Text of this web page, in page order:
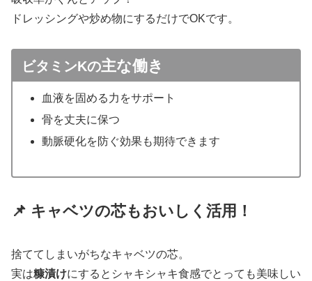
ドレッシングや炒め物にするだけでOKです。
ビタミンKの主な働き
血液を固める力をサポート
骨を丈夫に保つ
動脈硬化を防ぐ効果も期待できます
📌 キャベツの芯もおいしく活用！
捨ててしまいがちなキャベツの芯。
実は糠漬けにするとシャキシャキ食感でとっても美味しい